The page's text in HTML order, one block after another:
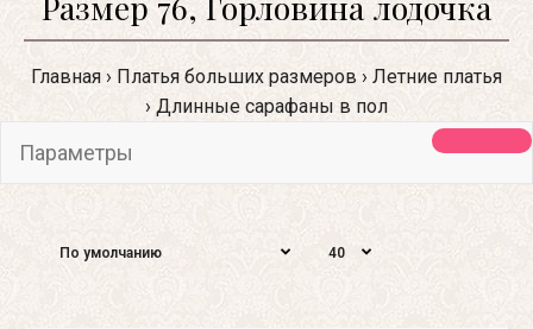
Главная Платья больших размеров
Летние платья
Длинные сарафаны в пол
Параметры